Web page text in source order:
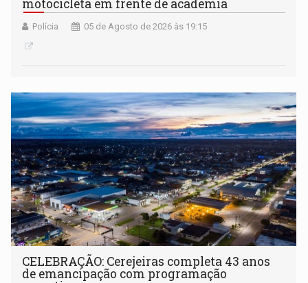
motocicleta em frente de academia
Polícia 05 de Agosto de 2026 às 19:15
CELEBRAÇÃO: Cerejeiras completa 43 anos
de emancipação com programação